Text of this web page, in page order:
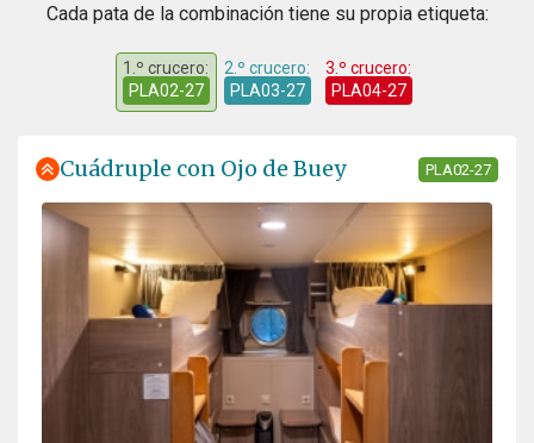
Cada pata de la combinación tiene su propia etiqueta:
1.º crucero:
PLA02-27
2.º crucero:
PLA03-27
3.º crucero:
PLA04-27
Cuádruple con Ojo de Buey PLA02-27